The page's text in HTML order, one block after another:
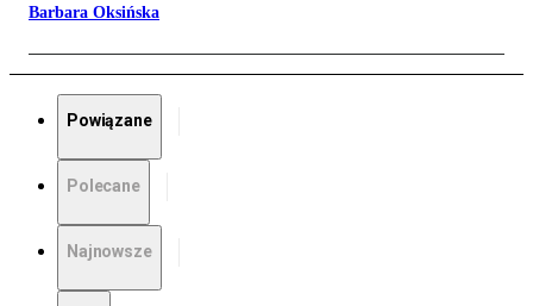
Barbara Oksińska
Powiązane
Polecane
Najnowsze